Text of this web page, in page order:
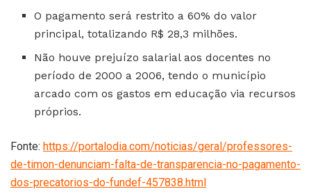
O pagamento será restrito a 60% do valor
principal, totalizando R$ 28,3 milhões.
Não houve prejuízo salarial aos docentes no
período de 2000 a 2006, tendo o município
arcado com os gastos em educação via recursos
próprios.
Fonte: https://portalodia.com/noticias/geral/professores-
de-timon-denunciam-falta-de-transparencia-no-pagamento-
dos-precatorios-do-fundef-457838.html